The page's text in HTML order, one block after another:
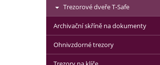
Trezorové dveře T-Safe
Archivační skříně na dokumenty
Ohnivzdorné trezory